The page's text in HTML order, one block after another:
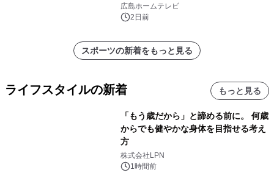
広島ホームテレビ
2日前
スポーツの新着をもっと見る
ライフスタイルの新着 もっと見る
「もう歳だから」と諦める前に。 何歳
からでも健やかな身体を目指せる考え
方
株式会社LPN
1時間前